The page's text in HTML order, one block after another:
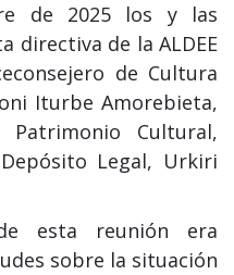
de 2025 los y las
directiva de la ALDEE
de Cultura
Iturbe Amorebieta,
Cultural,
Legal, Urkiri
esta reunión era
sobre la situación